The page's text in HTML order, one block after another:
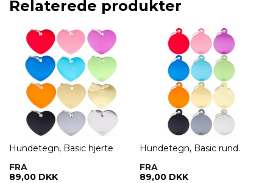
Relaterede produkter
Hundetegn, Basic hjerte
FRA
89,00 DKK
Hundetegn, Basic rund.
FRA
89,00 DKK